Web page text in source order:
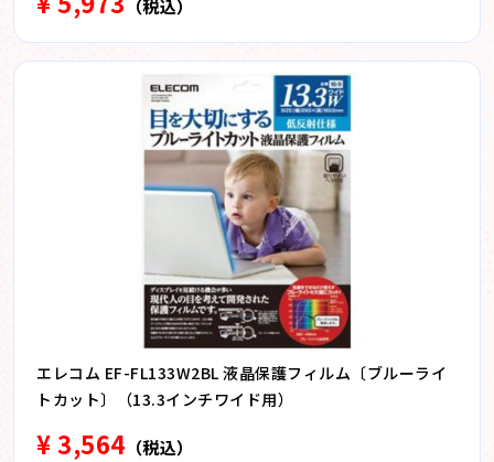
（税込）
エレコム EF-FL133W2BL 液晶保護フィルム〔ブルーライ
トカット〕（13.3インチワイド用）
¥ 3,564 （税込）